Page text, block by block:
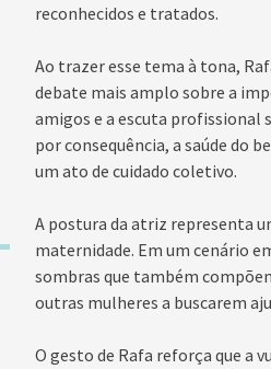
reconhecidos e tratados.
Ao trazer esse tema à tona,
debate mais amplo sobre a
amigos e a escuta profissional
por consequência, a saúde do
um ato de cuidado coletivo.
A postura da atriz representa
maternidade. Em um cenário
sombras que também
outras mulheres a buscarem
O gesto de Rafa reforça que a